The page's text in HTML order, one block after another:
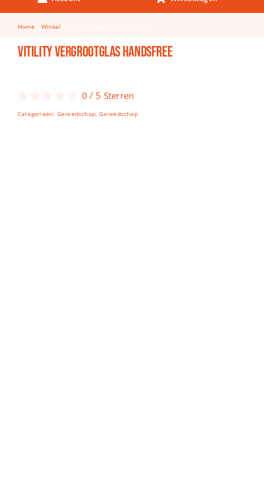
Keuken & Tafelen
Kinderfietsen
Knutselen
Spellen
Home Winkel
Vitility vergrootglas handsfree
0 / 5 Sterren
Categorieën: Gereedschap,Gereedschap